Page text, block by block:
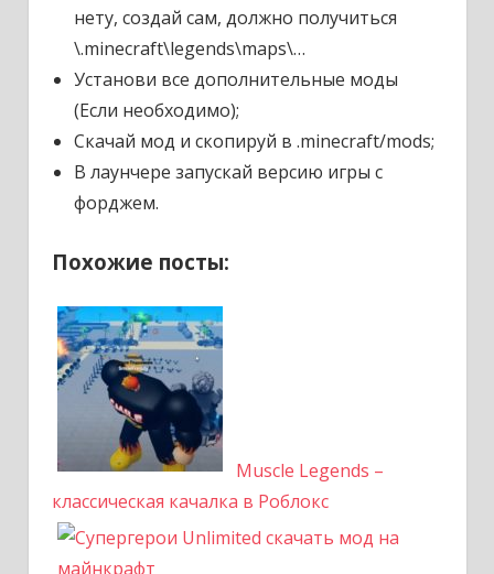
нету, создай сам, должно получиться
\.minecraft\legends\maps\…
Установи все дополнительные моды
(Если необходимо);
Скачай мод и скопируй в .minecraft/mods;
В лаунчере запускай версию игры с
форджем.
Похожие посты:
Muscle Legends –
классическая качалка в Роблокс